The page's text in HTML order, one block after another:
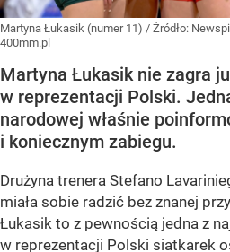
Martyna Łukasik (numer 11) / Źródło:
400mm.pl
Martyna Łukasik nie zagra
w reprezentacji Polski.
narodowej właśnie
i koniecznym zabiegu.
Drużyna trenera Stefano
miała sobie radzić bez znanej
Łukasik to z pewnością jedna z
w reprezentacji Polski siatkarek